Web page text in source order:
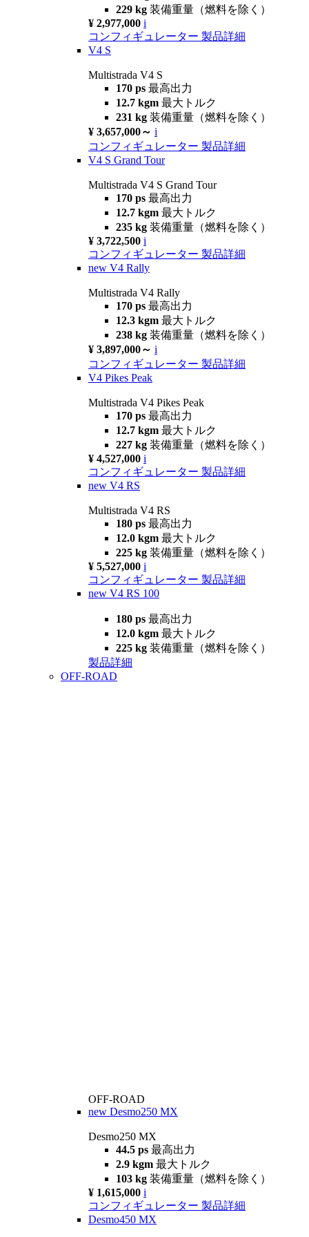
229 kg 装備重量（燃料を除く）
¥ 2,977,000 i
コンフィギュレーター 製品詳細
V4 S
Multistrada V4 S
170 ps 最高出力
12.7 kgm 最大トルク
231 kg 装備重量（燃料を除く）
¥ 3,657,000～ i
コンフィギュレーター 製品詳細
V4 S Grand Tour
Multistrada V4 S Grand Tour
170 ps 最高出力
12.7 kgm 最大トルク
235 kg 装備重量（燃料を除く）
¥ 3,722,500 i
コンフィギュレーター 製品詳細
new V4 Rally
Multistrada V4 Rally
170 ps 最高出力
12.3 kgm 最大トルク
238 kg 装備重量（燃料を除く）
¥ 3,897,000～ i
コンフィギュレーター 製品詳細
V4 Pikes Peak
Multistrada V4 Pikes Peak
170 ps 最高出力
12.7 kgm 最大トルク
227 kg 装備重量（燃料を除く）
¥ 4,527,000 i
コンフィギュレーター 製品詳細
new V4 RS
Multistrada V4 RS
180 ps 最高出力
12.0 kgm 最大トルク
225 kg 装備重量（燃料を除く）
¥ 5,527,000 i
コンフィギュレーター 製品詳細
new V4 RS 100
180 ps 最高出力
12.0 kgm 最大トルク
225 kg 装備重量（燃料を除く）
製品詳細
OFF-ROAD
OFF-ROAD
new Desmo250 MX
Desmo250 MX
44.5 ps 最高出力
2.9 kgm 最大トルク
103 kg 装備重量（燃料を除く）
¥ 1,615,000 i
コンフィギュレーター 製品詳細
Desmo450 MX